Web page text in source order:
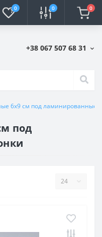
0 0 0
+38 067 507 68 31
6х9 см под ламинированные
под